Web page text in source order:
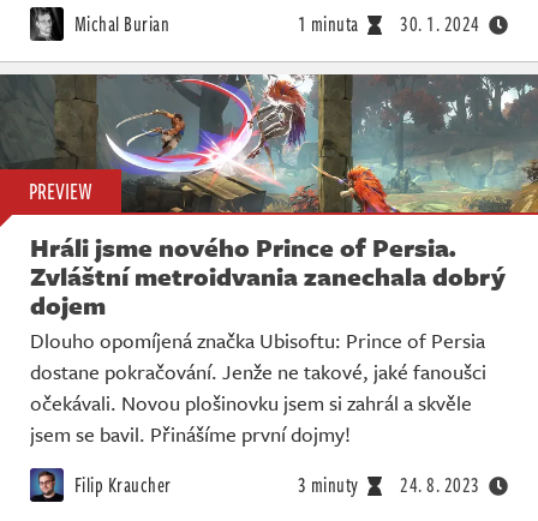
Michal Burian 1 minuta 30. 1. 2024
PREVIEW
Hráli jsme nového Prince of Persia.
Zvláštní metroidvania zanechala dobrý
dojem
Dlouho opomíjená značka Ubisoftu: Prince of Persia
dostane pokračování. Jenže ne takové, jaké fanoušci
očekávali. Novou plošinovku jsem si zahrál a skvěle
jsem se bavil. Přinášíme první dojmy!
Filip Kraucher 3 minuty 24. 8. 2023